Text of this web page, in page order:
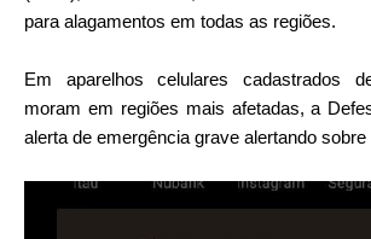
para alagamentos em todas as regiões.
Em aparelhos celulares cadastrados
moram em regiões mais afetadas, a
alerta de emergência grave alertando sobre